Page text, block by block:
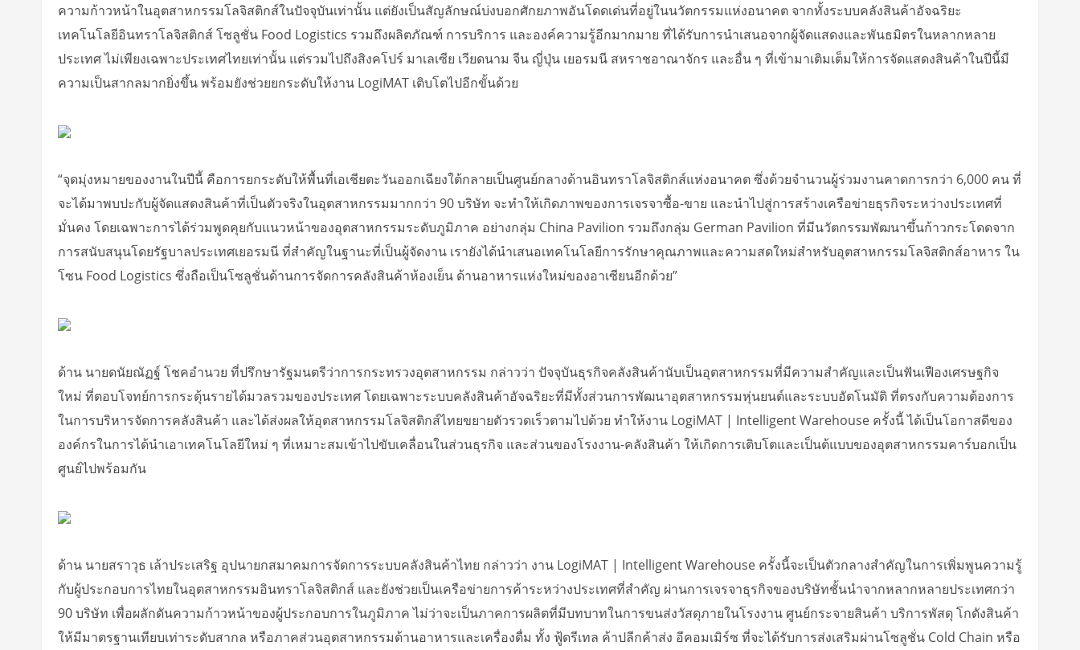
ความก้าวหน้าในอุตสาหกรรมโลจิสติกส์ในปัจจุบันเท่านั้น แต่ยังเป็นสัญลักษณ์บ่งบอกศักยภาพอันโดดเด่นที่อยู่ในนวัตกรรมแห่งอนาคต จากทั้งระบบคลังสินค้าอัจฉริยะ
เทคโนโลยีอินทราโลจิสติกส์ โซลูชั่น Food Logistics รวมถึงผลิตภัณฑ์ การบริการ และองค์ความรู้อีกมากมาย ที่ได้รับการนำเสนอจากผู้จัดแสดงและพันธมิตรในหลากหลาย
ประเทศ ไม่เพียงเฉพาะประเทศไทยเท่านั้น แต่รวมไปถึงสิงคโปร์ มาเลเซีย เวียดนาม จีน ญี่ปุ่น เยอรมนี สหราชอาณาจักร และอื่น ๆ ที่เข้ามาเติมเต็มให้การจัดแสดงสินค้าในปีนี้มี
ความเป็นสากลมากยิ่งขึ้น พร้อมยังช่วยยกระดับให้งาน LogiMAT เติบโตไปอีกขั้นด้วย
“จุดมุ่งหมายของงานในปีนี้ คือการยกระดับให้พื้นที่เอเชียตะวันออกเฉียงใต้กลายเป็นศูนย์กลางด้านอินทราโลจิสติกส์แห่งอนาคต ซึ่งด้วยจำนวนผู้ร่วมงานคาดการกว่า 6,000 คน ที่
จะได้มาพบปะกับผู้จัดแสดงสินค้าที่เป็นตัวจริงในอุตสาหกรรมมากกว่า 90 บริษัท จะทำให้เกิดภาพของการเจรจาซื้อ-ขาย และนำไปสู่การสร้างเครือข่ายธุรกิจระหว่างประเทศที่
มั่นคง โดยเฉพาะการได้ร่วมพูดคุยกับแนวหน้าของอุตสาหกรรมระดับภูมิภาค อย่างกลุ่ม China Pavilion รวมถึงกลุ่ม German Pavilion ที่มีนวัตกรรมพัฒนาขึ้นก้าวกระโดดจาก
การสนับสนุนโดยรัฐบาลประเทศเยอรมนี ที่สำคัญในฐานะที่เป็นผู้จัดงาน เรายังได้นำเสนอเทคโนโลยีการรักษาคุณภาพและความสดใหม่สำหรับอุตสาหกรรมโลจิสติกส์อาหาร ใน
โซน Food Logistics ซึ่งถือเป็นโซลูชั่นด้านการจัดการคลังสินค้าห้องเย็น ด้านอาหารแห่งใหม่ของอาเซียนอีกด้วย”
ด้าน นายดนัยณัฏฐ์ โชคอำนวย ที่ปรึกษารัฐมนตรีว่าการกระทรวงอุตสาหกรรม กล่าวว่า ปัจจุบันธุรกิจคลังสินค้านับเป็นอุตสาหกรรมที่มีความสำคัญและเป็นฟันเฟืองเศรษฐกิจ
ใหม่ ที่ตอบโจทย์การกระตุ้นรายได้มวลรวมของประเทศ โดยเฉพาะระบบคลังสินค้าอัจฉริยะที่มีทั้งส่วนการพัฒนาอุตสาหกรรมหุ่นยนต์และระบบอัตโนมัติ ที่ตรงกับความต้องการ
ในการบริหารจัดการคลังสินค้า และได้ส่งผลให้อุตสาหกรรมโลจิสติกส์ไทยขยายตัวรวดเร็วตามไปด้วย ทำให้งาน LogiMAT | Intelligent Warehouse ครั้งนี้ ได้เป็นโอกาสดีของ
องค์กรในการได้นำเอาเทคโนโลยีใหม่ ๆ ที่เหมาะสมเข้าไปขับเคลื่อนในส่วนธุรกิจ และส่วนของโรงงาน-คลังสินค้า ให้เกิดการเติบโตและเป็นต้แบบของอุตสาหกรรมคาร์บอกเป็น
ศูนย์ไปพร้อมกัน
ด้าน นายสราวุธ เล้าประเสริฐ อุปนายกสมาคมการจัดการระบบคลังสินค้าไทย กล่าวว่า งาน LogiMAT | Intelligent Warehouse ครั้งนี้จะเป็นตัวกลางสำคัญในการเพิ่มพูนความรู้
กับผู้ประกอบการไทยในอุตสาหกรรมอินทราโลจิสติกส์ และยังช่วยเป็นเครือข่ายการค้าระหว่างประเทศที่สำคัญ ผ่านการเจรจาธุรกิจของบริษัทชั้นนำจากหลากหลายประเทศกว่า
90 บริษัท เพื่อผลักดันความก้าวหน้าของผู้ประกอบการในภูมิภาค ไม่ว่าจะเป็นภาคการผลิตที่มีบทบาทในการขนส่งวัสดุภายในโรงงาน ศูนย์กระจายสินค้า บริการพัสดุ โกดังสินค้า
ให้มีมาตรฐานเทียบเท่าระดับสากล หรือภาคส่วนอุตสาหกรรมด้านอาหารและเครื่องดื่ม ทั้ง ฟู้ดรีเทล ค้าปลีกค้าส่ง อีคอมเมิร์ซ ที่จะได้รับการส่งเสริมผ่านโซลูชั่น Cold Chain หรือ